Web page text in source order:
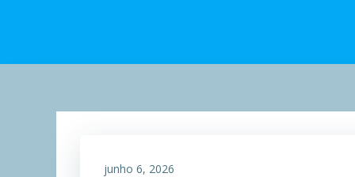
junho 6, 2026